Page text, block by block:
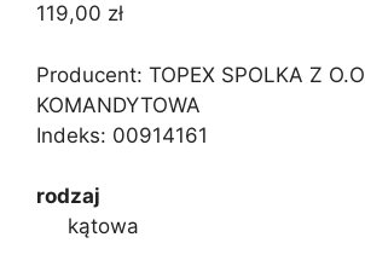
119,00 zł
Producent: TOPEX SPOLKA Z
KOMANDYTOWA
Indeks: 00914161
rodzaj
kątowa